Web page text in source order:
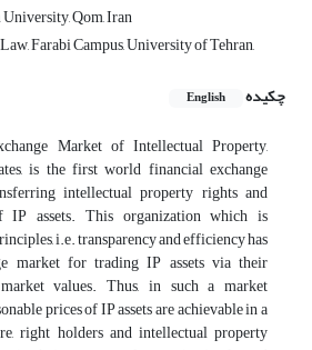
Qom, Iran
Farabi Campus, University of Tehran,
چکیده
English
Market of Intellectual Property,
is the first world financial exchange
intellectual property rights and
IP assets. This organization which is
i.e. transparency and efficiency has
market for trading IP assets via their
values. Thus, in such a market
prices of IP assets are achievable in a
right holders and intellectual property